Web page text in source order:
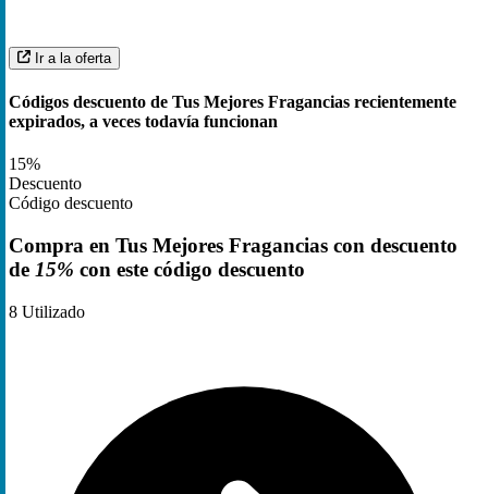
Ir a la oferta
Códigos descuento de Tus Mejores Fragancias recientemente
expirados, a veces todavía funcionan
15%
Descuento
Código descuento
Compra en Tus Mejores Fragancias con descuento
de 15% con este código descuento
8 Utilizado